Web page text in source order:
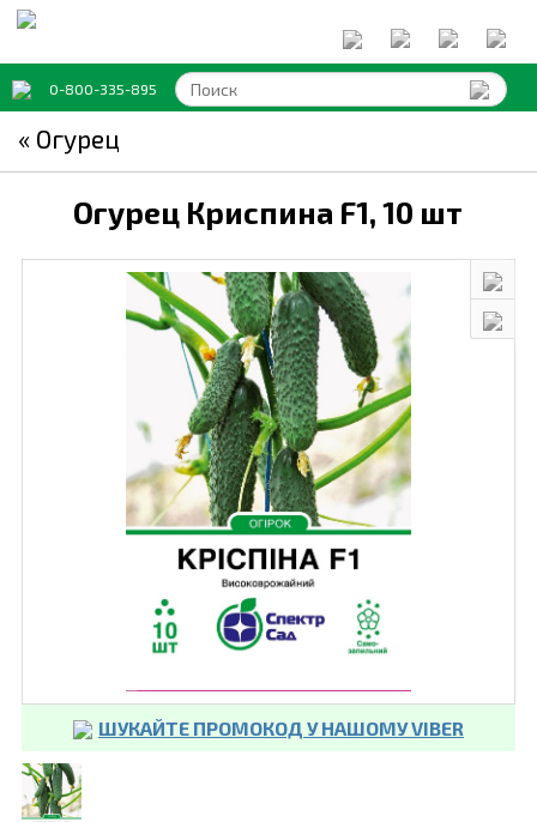
0-800-335-895
« Огурец
Огурец Криспина F1,10 шт
ШУКАЙТЕ ПРОМОКОД У НАШОМУ VIBER